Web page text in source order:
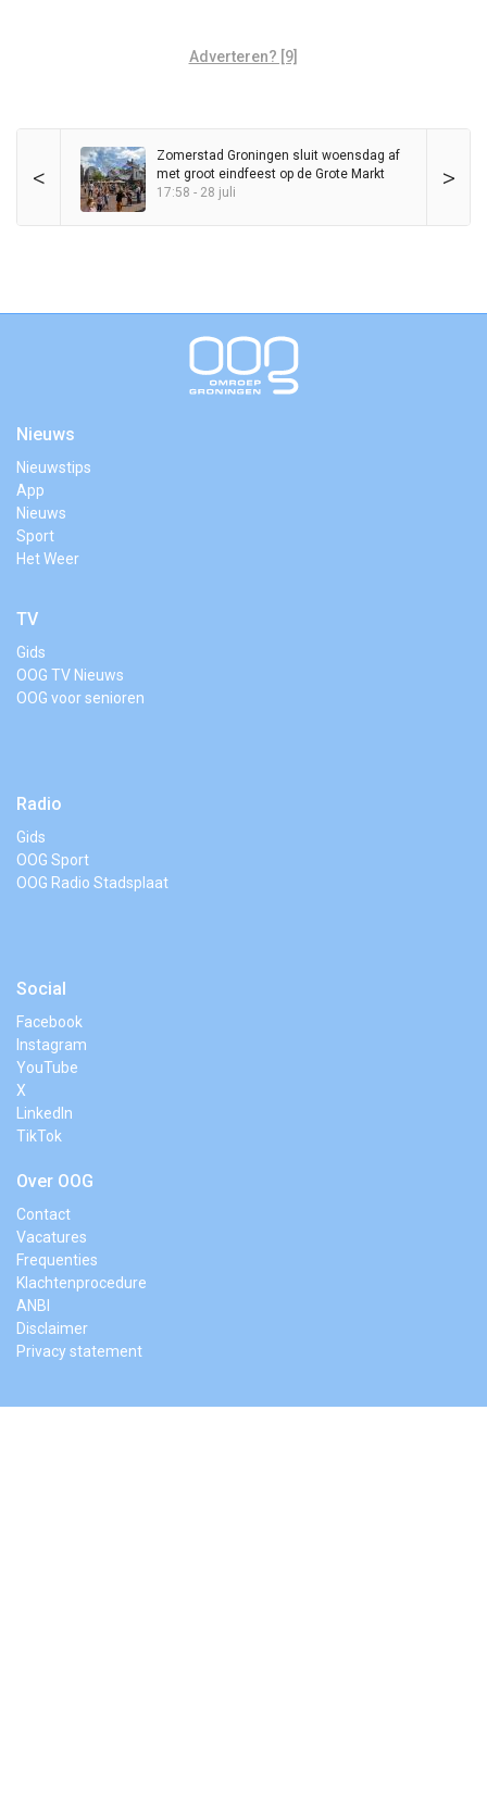
Adverteren? [9]
< >
Zomerstad Groningen sluit woensdag af
met groot eindfeest op de Grote Markt
17:58 - 28 juli
Nieuws
Nieuwstips
App
Nieuws
Sport
Het Weer
TV
Gids
OOG TV Nieuws
OOG voor senioren
Radio
Gids
OOG Sport
OOG Radio Stadsplaat
Social
Facebook
Instagram
YouTube
X
LinkedIn
TikTok
Over OOG
Contact
Vacatures
Frequenties
Klachtenprocedure
ANBI
Disclaimer
Privacy statement